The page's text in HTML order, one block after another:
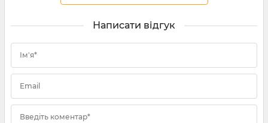
Написати відгук
Ім'я*
Email
Введіть коментар*